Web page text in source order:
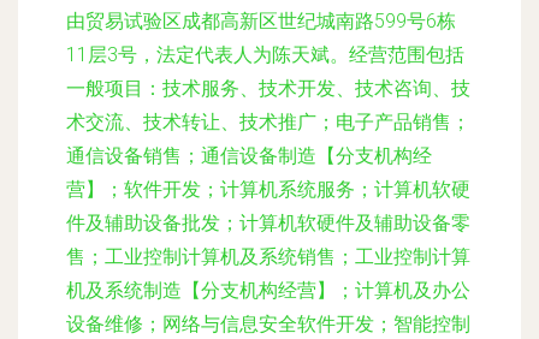
由贸易试验区成都高新区世纪城南路599号6栋
11层3号，法定代表人为陈天斌。经营范围包括
一般项目：技术服务、技术开发、技术咨询、技
术交流、技术转让、技术推广；电子产品销售；
通信设备销售；通信设备制造【分支机构经
营】；软件开发；计算机系统服务；计算机软硬
件及辅助设备批发；计算机软硬件及辅助设备零
售；工业控制计算机及系统销售；工业控制计算
机及系统制造【分支机构经营】；计算机及办公
设备维修；网络与信息安全软件开发；智能控制